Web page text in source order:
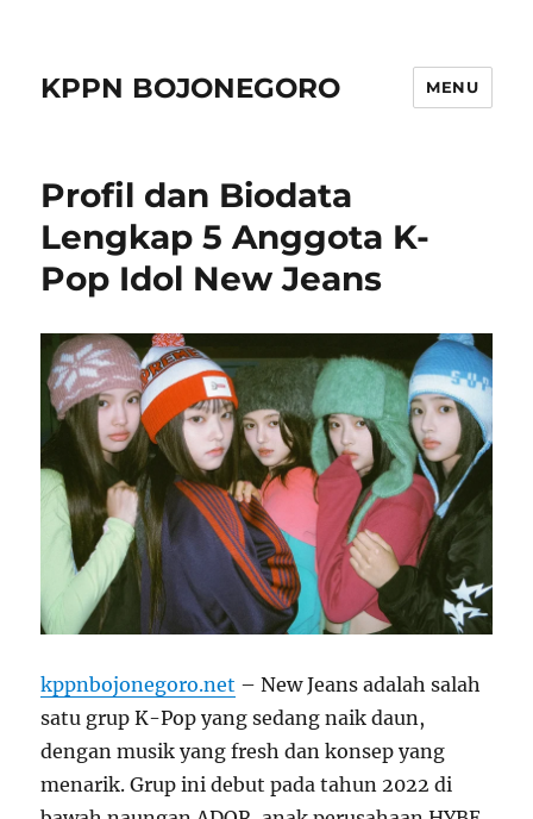
KPPN BOJONEGORO MENU
Profil dan Biodata
Lengkap 5 Anggota K-
Pop Idol New Jeans
kppnbojonegoro.net – New Jeans adalah salah
satu grup K-Pop yang sedang naik daun,
dengan musik yang fresh dan konsep yang
menarik. Grup ini debut pada tahun 2022 di